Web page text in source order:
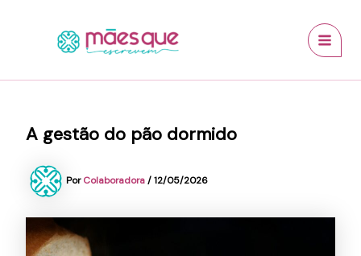
A gestão do pão dormido
PorColaboradora/12/05/2026